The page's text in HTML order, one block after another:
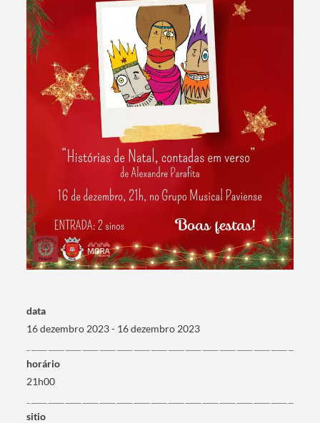
Termo de Pesquisa
data
16 dezembro 2023 - 16 dezembro 2023
horário
21h00
sitio